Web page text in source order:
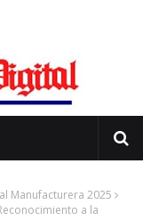
Manufacturera 2025
a la